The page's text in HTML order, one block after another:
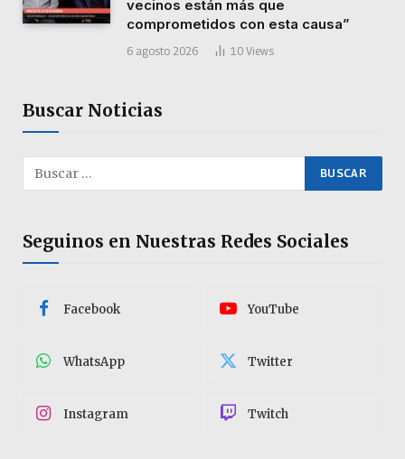
vecinos están más que
comprometidos con esta causa”
6 agosto 2026 10 Views
Buscar Noticias
Seguinos en Nuestras Redes Sociales
Facebook YouTube
WhatsApp Twitter
Instagram Twitch